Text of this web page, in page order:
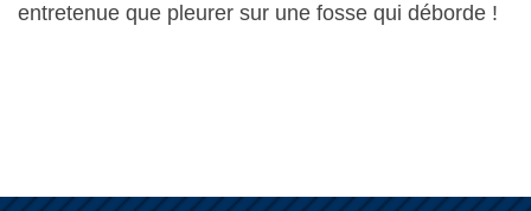
entretenue que pleurer sur une fosse qui déborde !